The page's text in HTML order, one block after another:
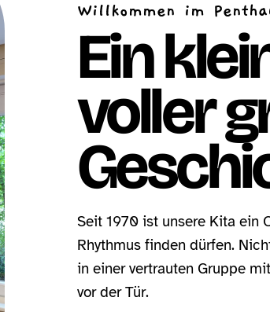
Willkommen im
Ein
voller
Seit 1970 ist unsere Kita ein
Rhythmus finden dürfen.
in einer vertrauten Gruppe
vor der Tür.